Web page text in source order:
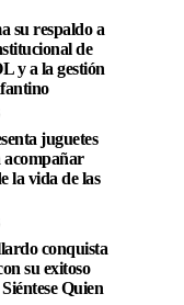
su respaldo a
de
y a la gestión
juguetes
la vida de las
conquista
su exitoso
Quien